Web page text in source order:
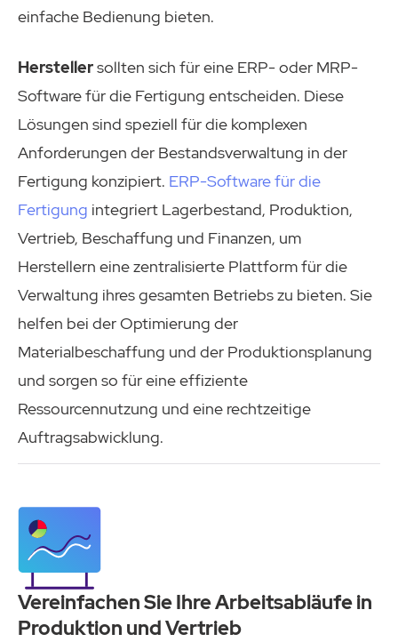
einfache Bedienung bieten.
Herstellersollten sich für eine ERP- oder MRP-
Software für die Fertigung entscheiden. Diese
Lösungen sind speziell für die komplexen
Anforderungen der Bestandsverwaltung in der
Fertigung konzipiert. ERP-Software für die
Fertigung integriert Lagerbestand, Produktion,
Vertrieb, Beschaffung und Finanzen, um
Herstellern eine zentralisierte Plattform für die
Verwaltung ihres gesamten Betriebs zu bieten. Sie
helfen bei der Optimierung der
Materialbeschaffung und der Produktionsplanung
und sorgen so für eine effiziente
Ressourcennutzung und eine rechtzeitige
Auftragsabwicklung.
Vereinfachen Sie Ihre Arbeitsabläufe in
Produktion und Vertrieb